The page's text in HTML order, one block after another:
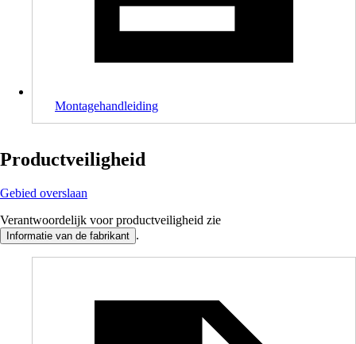
Montagehandleiding
Productveiligheid
Gebied overslaan
Verantwoordelijk voor productveiligheid zie
Informatie van de fabrikant .